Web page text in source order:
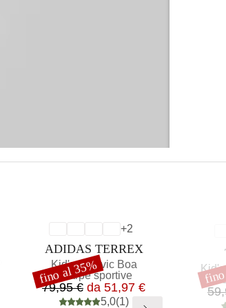
+2
MARCHIO
ADIDAS TERREX
Articolo
Kid's Agravic Boa
Gruppo di prodotti
Scarpe sportive
Prezzo
79,95 € Prezzo ridotto
da 51,97 €
5,0(1)
Sconto
fino al 35%